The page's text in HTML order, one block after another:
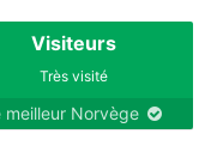
Visiteurs
Très visité
meilleur Norvège